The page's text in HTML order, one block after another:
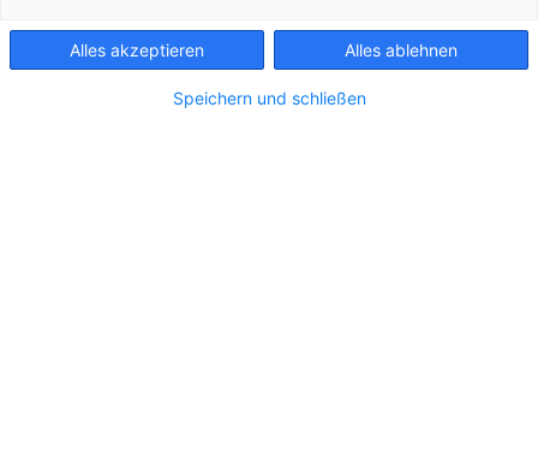
Alles akzeptieren Alles ablehnen
Speichern und schließen